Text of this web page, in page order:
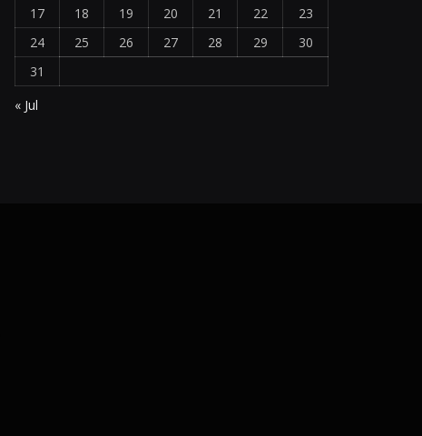
17
18 19 20 21 22
23
24
25 26 27 28 29
30
31
« Jul